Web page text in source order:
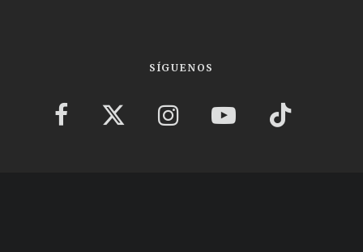
SÍGUENOS